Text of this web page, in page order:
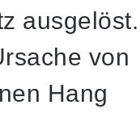
ausgelöst.
von
Hang